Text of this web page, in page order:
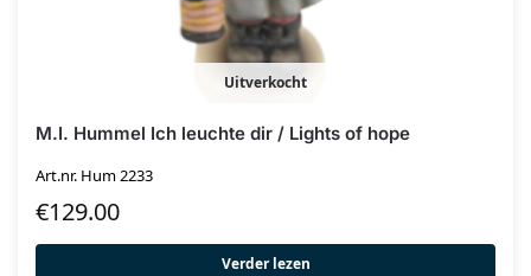
Uitverkocht
M.I. Hummel Ich leuchte dir / Lights of hope
Art.nr. Hum 2233
€129.00
Verder lezen